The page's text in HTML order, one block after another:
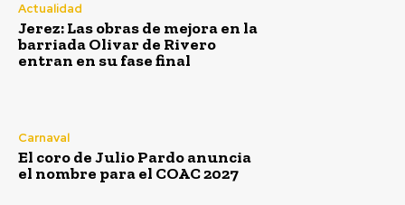
Actualidad
Jerez: Las obras de mejora en la
barriada Olivar de Rivero
entran en su fase final
Carnaval
El coro de Julio Pardo anuncia
el nombre para el COAC 2027